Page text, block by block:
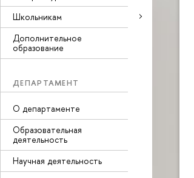
Школьникам
Дополнительное
образование
ДЕПАРТАМЕНТ
О департаменте
Образовательная
деятельность
Научная деятельность